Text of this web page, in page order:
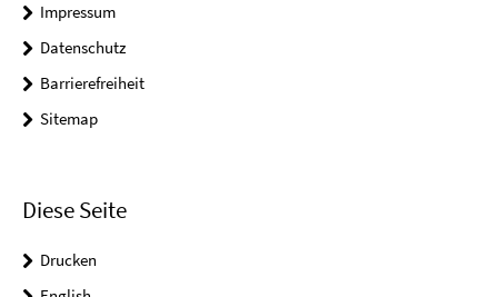
Impressum
Datenschutz
Barrierefreiheit
Sitemap
Diese Seite
Drucken